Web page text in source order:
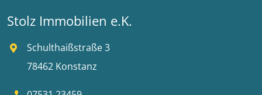
Stolz Immobilien e.K.
Schulthaißstraße 3
78462 Konstanz